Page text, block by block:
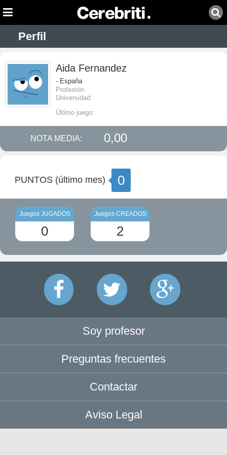
Perfil
Aida Fernandez
- España
Profesión:
Universidad:
Último juego:
NOTA MEDIA: 0,00
PUNTOS (último mes) 0
Juegos JUGADOS
0
Juegos CREADOS
2
Soy profesor
Preguntas frecuentes
Contactar
Aviso Legal